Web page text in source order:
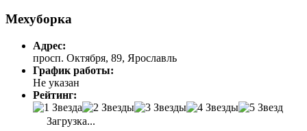
Мехуборка
Адрес:
просп. Октября, 89, Ярославль
График работы:
Не указан
Рейтинг:
Загрузка...